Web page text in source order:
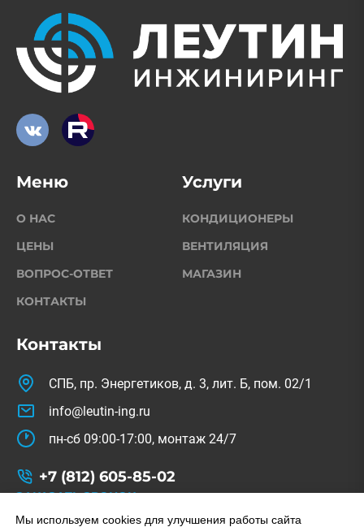
© Copyright 2022-2026. All Rights Reserved.
Контакты
СПБ, пр. Энергетиков, д. 3, лит. Б, пом. 02/1
info@leutin-ing.ru
пн-сб 09:00-17:00, монтаж 24/7
+7 (812) 605-85-02
ЗАКАЗАТЬ ЗВОНОК
Меню
О НАС
ЦЕНЫ
ВОПРОС-ОТВЕТ
КОНТАКТЫ
Услуги
КОНДИЦИОНЕРЫ
ВЕНТИЛЯЦИЯ
МАГАЗИН
Мы используем cookies для улучшения работы сайта